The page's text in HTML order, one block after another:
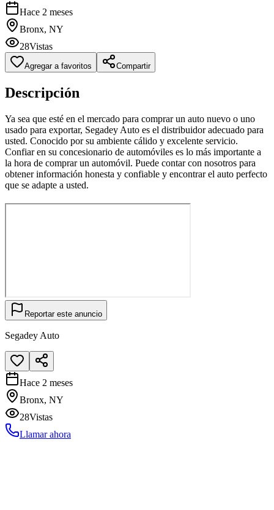
Hace 2 meses
Bronx, NY
28Vistas
Agregar a favoritos Compartir
Descripción
Ya sea que esté en el mercado para comprar un auto nuevo o uno
usado para exportar, Segadey Auto es el distribuidor adecuado para
usted. Conocido por su ambiente cálido y excelente servicio.
Confiar en su concesionario de automóviles es lo más importante a
la hora de comprar un automóvil. Puede contar con nosotros para
obtener información honesta y confiable y encontrar el auto perfecto
que se adapte a usted.
Reportar este anuncio
Segadey Auto
Hace 2 meses
Bronx, NY
28Vistas
Llamar ahora